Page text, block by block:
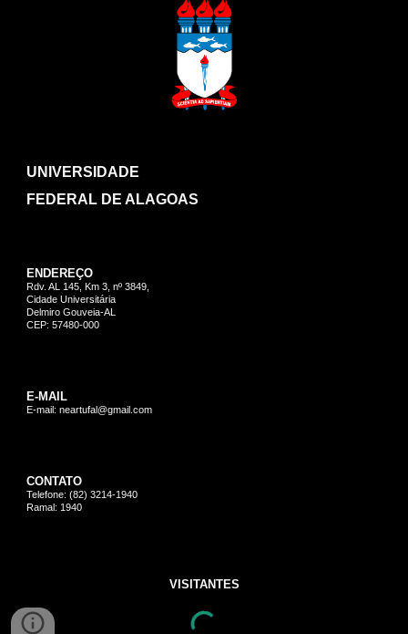
UNIVERSIDADE
FEDERAL DE ALAGOAS
ENDEREÇO
Rdv. AL 145, Km 3, nº 3849,
Cidade Universitária
Delmiro Gouveia-AL
CEP: 57480-000
E-MAIL
E-mail: neartufal@gmail.com
CONTATO
Telefone: (82) 3214-1940
Ramal: 1940
VISITANTES